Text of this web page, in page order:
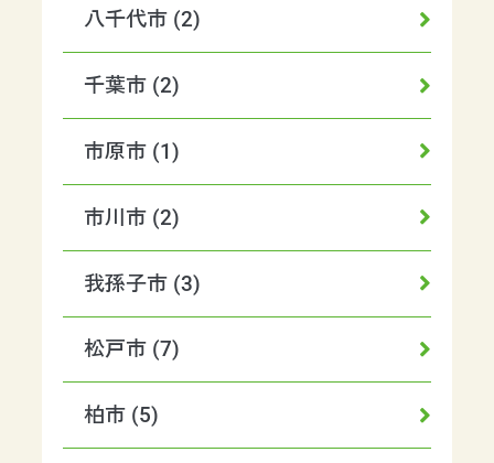
八千代市 (2)
千葉市 (2)
市原市 (1)
市川市 (2)
我孫子市 (3)
松戸市 (7)
柏市 (5)